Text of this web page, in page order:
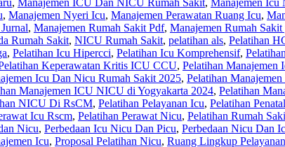
, Manajemen Nyeri Icu, Manajemen Perawatan Ruang Icu,
, Manajemen Rumah Sakit Pdf, Manajemen Rumah
Rumah Sakit, NICU Rumah Sakit, pelatihan als, Pelatihan
, Pelatihan Icu Hipercci, Pelatihan Icu Komprehensif,
Keperawatan Kritis ICU CCU, Pelatihan Manajemen
Icu Dan Nicu Rumah Sakit 2025, Pelatihan
Manajemen ICU NICU di Yogyakarta 2024, Pelatihan
NICU Di RsCM, Pelatihan Pelayanan Icu, Pelatihan
Icu Rscm, Pelatihan Perawat Nicu, Pelatihan Rumah
Nicu, Perbedaan Icu Nicu Dan Picu, Perbedaan Nicu Dan
Icu, Proposal Pelatihan Nicu, Ruang Lingkup